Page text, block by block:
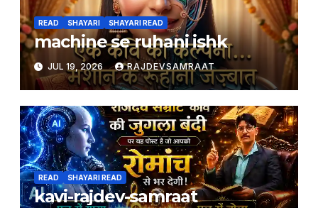
READ SHAYARI SHAYARI READ
machine se ruhani ishk
JUL 19, 2026 RAJDEVSAMRAAT
READ SHAYARI READ
kavi-rajdev-samraat